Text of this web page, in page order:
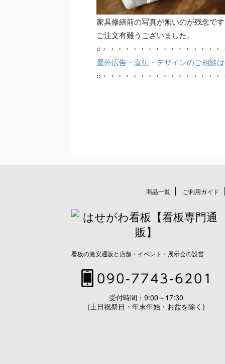
家具修繕前の写真が無いのが残念で
ご注文有難うございました。
○・・・・・・・・・・・・・・・
屋外広告・宣伝・デザインのご相談
○・・・・・・・・・・・・・・・
商品一覧 ご利用ガイド
看板の激安通販と店舗・イベント・展示会の設営
受付時間：9:00～17:30
(土日祝祭日・年末年始・お盆を除く)